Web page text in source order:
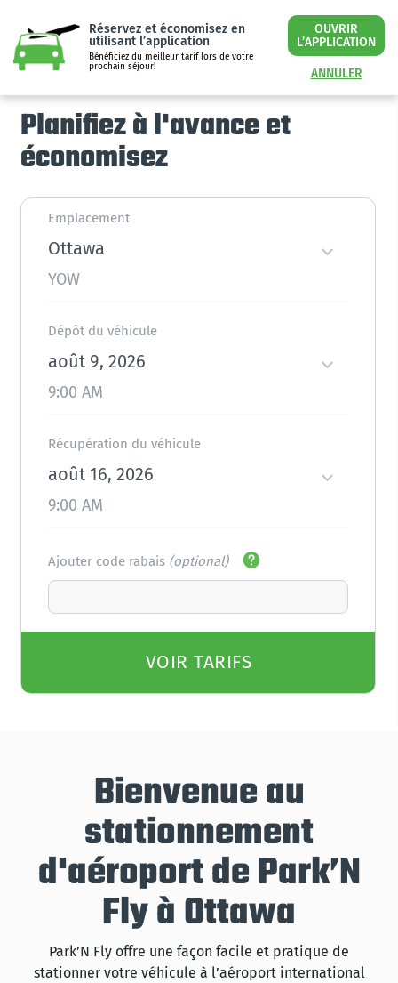
Réservez et économisez en
utilisant l’application
Bénéficiez du meilleur tarif lors de votre
prochain séjour!
OUVRIR
L’APPLICATION
ANNULER
Planifiez à l'avance et
économisez
Emplacement
Ottawa
YOW
Dépôt du véhicule
août 9, 2026
9:00 AM
Récupération du véhicule
août 16, 2026
9:00 AM
Ajouter code rabais (optional)
VOIR TARIFS
Bienvenue au
stationnement
d'aéroport de Park’N
Fly à Ottawa
Park’N Fly offre une façon facile et pratique de
stationner votre véhicule à l’aéroport international